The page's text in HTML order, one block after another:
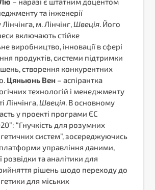
та інженерії
м. Лінчінг,Швеція. Його
включають стійке
виробництво, інновації в сфері
продуктів, системи підтримки
створення конкурентних
Цяньюнь Вен – аспірантка
технологій і менеджменту
Лінчінга,Швеція. В основному
у проекті програми ЄС
“Гнучкість для розумних
систем”, зосереджуючись
управління даними,
розвідки та аналітики для
рішень щодо переходу до
для міських